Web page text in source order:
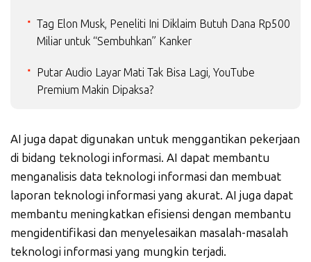
Tag Elon Musk, Peneliti Ini Diklaim Butuh Dana Rp500
Miliar untuk “Sembuhkan” Kanker
Putar Audio Layar Mati Tak Bisa Lagi, YouTube
Premium Makin Dipaksa?
AI juga dapat digunakan untuk menggantikan pekerjaan
di bidang teknologi informasi. AI dapat membantu
menganalisis data teknologi informasi dan membuat
laporan teknologi informasi yang akurat. AI juga dapat
membantu meningkatkan efisiensi dengan membantu
mengidentifikasi dan menyelesaikan masalah-masalah
teknologi informasi yang mungkin terjadi.